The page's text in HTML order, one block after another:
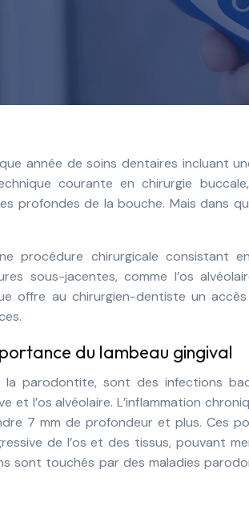
courante en chirurgie
profondes de la bouche. Mais dans
procédure chirurgicale consistant
sous-jacentes, comme l’os
offre au chirurgien-dentiste un
du lambeau gingival
parodontite, sont des infections
l’os alvéolaire. L’inflammation
7 mm de profondeur et plus. Ces
de l’os et des tissus, pouvant
sont touchés par des maladies